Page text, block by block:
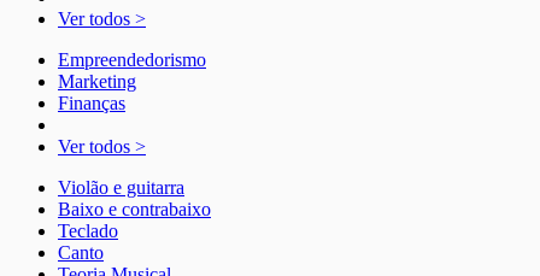
Ver todos >
Empreendedorismo
Marketing
Finanças
Ver todos >
Violão e guitarra
Baixo e contrabaixo
Teclado
Canto